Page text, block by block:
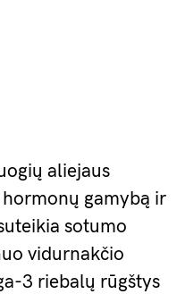
aliejaus
gamybą ir
sotumo
vidurnakčio
3 riebalų rūgštys